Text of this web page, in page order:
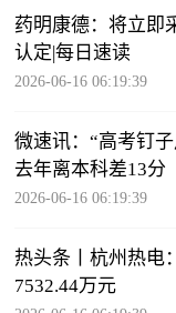
药明康德：将立即
认定|每日速读
2026-06-16 06:19:39
微速讯：“高考钉
去年离本科差13分
2026-06-16 06:19:39
热头条丨杭州热电
7532.44万元